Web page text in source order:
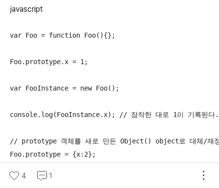
javascript
var Foo = function Foo(){};
Foo.prototype.x = 1;
var FooInstance = new Foo();
console.log(FooInstance.x); // 잠작한 대로 1이 기록된다.
// prototype 객체를 새로 만든 Object() object로 대체/재
Foo.prototype = {x:2};
console.log(FooInstance.x); /* 1이 기록된다. 엥? 우리가
4 1